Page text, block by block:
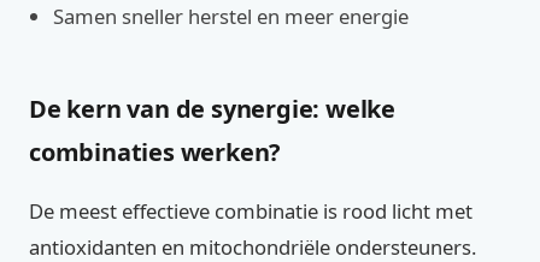
Samen sneller herstel en meer energie
De kern van de synergie: welke
combinaties werken?
De meest effectieve combinatie is rood licht met
antioxidanten en mitochondriële ondersteuners.